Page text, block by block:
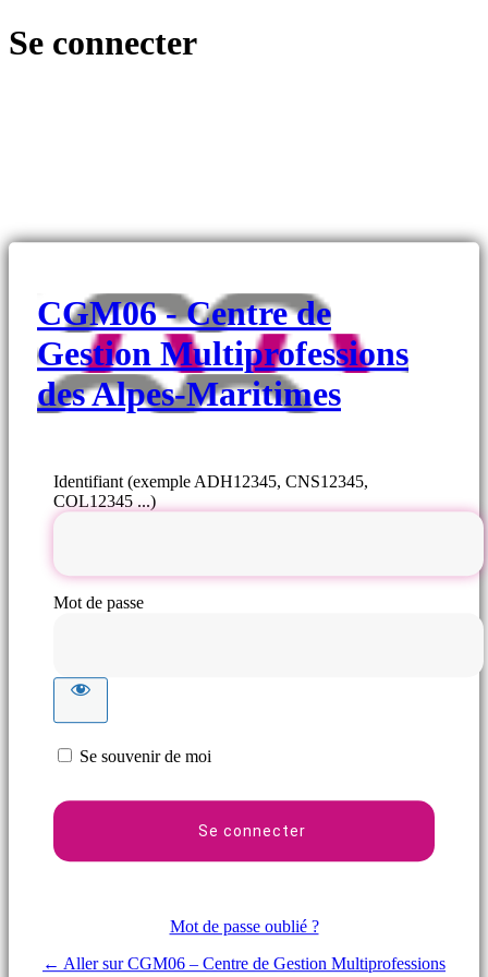
Se connecter
CGM06 - Centre de
Gestion Multiprofessions
des Alpes-Maritimes
Identifiant (exemple ADH12345, CNS12345,
COL12345 ...)
Mot de passe
Se souvenir de moi
Mot de passe oublié ?
← Aller sur CGM06 – Centre de Gestion Multiprofessions